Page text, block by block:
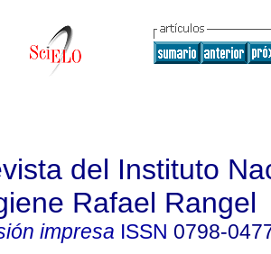
del Instituto
Rafael Rangel
impresa ISSN 0798-